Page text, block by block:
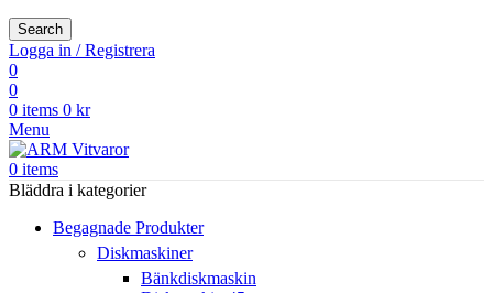
Search
Logga in / Registrera
0
0
0 items 0 kr
Menu
0 items
Bläddra i kategorier
Begagnade Produkter
Diskmaskiner
Bänkdiskmaskin